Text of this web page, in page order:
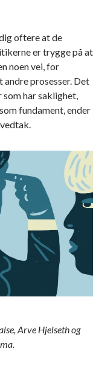
oftere at de
er trygge på at
noen vei, for
prosesser. Det
som har saklighet,
fundament, ender
Arve Hjelseth og